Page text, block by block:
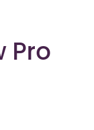
Pro